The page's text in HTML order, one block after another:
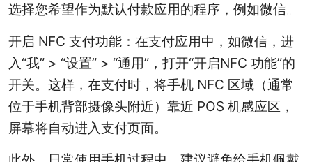
选择您希望作为默认付款应用的程序，‌例如微信。‌
开启 NFC 支付功能：‌在支付应用中，‌如微信，‌进
入“我” > “设置” > “通用”，‌打开“开启NFC 功能”的
开关。‌这样，‌在支付时，‌将手机 NFC 区域（‌通常
位于手机背部摄像头附近）‌靠近 POS 机感应区，‌
屏幕将自动进入支付页面。‌